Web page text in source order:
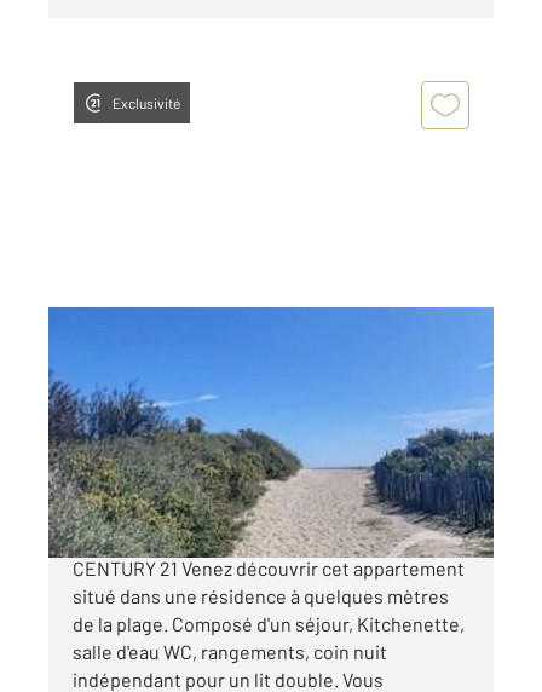
Exclusivité
Ref : 5800
Appartement F2 à vendre
100 000 €
Saint-Cyprien Plage, en EXCLUSIVITE chez
CENTURY 21 Venez découvrir cet appartement
situé dans une résidence à quelques mètres
de la plage. Composé d'un séjour, Kitchenette,
salle d'eau WC, rangements, coin nuit
indépendant pour un lit double. Vous